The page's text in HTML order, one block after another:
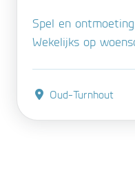
Spel en
Wekelijks op
Oud-Turnhout